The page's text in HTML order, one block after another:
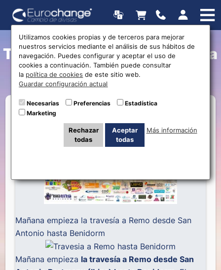
Travesía a Remo desde Ibiza
hasta Benidorm
Mañana empieza la travesía a Remo desde San
Antonio hasta Benidorm
Mañana empieza la travesía a Remo desde San
Utilizamos cookies propias y de terceros para mejorar
nuestros servicios mediante el análisis de sus hábitos de
navegación. Puedes configurar y aceptar el uso de
cookies a continuación. También puede consultar
la política de cookies de este sitio web.
Guardar configuración actual
Necesarias Preferencias
Estadística
Marketing
Rechazar
todas
Aceptar
todas
Más información